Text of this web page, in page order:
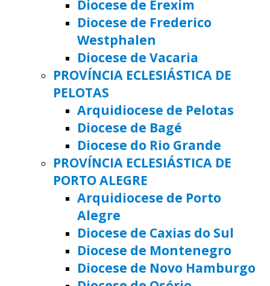
Diocese de Erexim
Diocese de Frederico
Westphalen
Diocese de Vacaria
PROVÍNCIA ECLESIÁSTICA DE
PELOTAS
Arquidiocese de Pelotas
Diocese de Bagé
Diocese do Rio Grande
PROVÍNCIA ECLESIÁSTICA DE
PORTO ALEGRE
Arquidiocese de Porto
Alegre
Diocese de Caxias do Sul
Diocese de Montenegro
Diocese de Novo Hamburgo